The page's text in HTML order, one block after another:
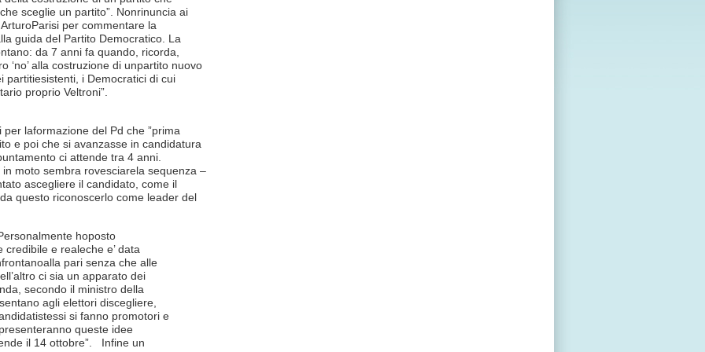
sceglie un partito”. Nonrinuncia ai
per commentare la
guida del Partito Democratico. La
da 7 anni fa quando, ricorda,
‘no’ alla costruzione di unpartito nuovo
partitiesistenti, i Democratici di cui
proprio Veltroni”.
laformazione del Pd che ”prima
e poi che si avanzasse in candidatura
ci attende tra 4 anni.
moto sembra rovesciarela sequenza –
ascegliere il candidato, come il
questo riconoscerlo come leader del
hoposto
e realeche e’ data
pari senza che alle
ci sia un apparato dei
secondo il ministro della
agli elettori discegliere,
si fanno promotori e
queste idee
il 14 ottobre”. Infine un